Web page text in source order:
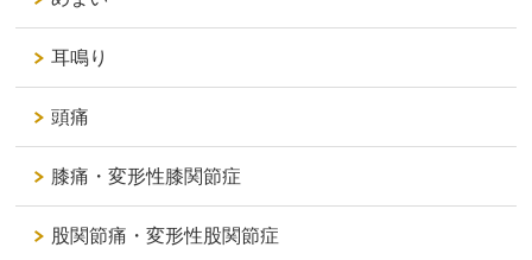
耳鳴り
頭痛
膝痛・変形性膝関節症
股関節痛・変形性股関節症